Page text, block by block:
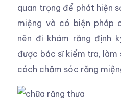
quan trọng để phát hiện
miệng và có biện pháp
nên đi khám răng định
được bác sĩ kiểm tra, làm
cách chăm sóc răng